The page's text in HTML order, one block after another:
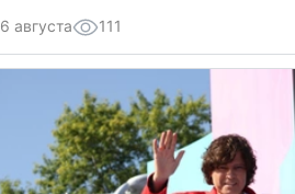
6 августа 111